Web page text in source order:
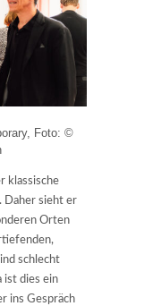
Foto: ©
klassische
Daher sieht er
Orten
schlecht
ist dies ein
ins Gespräch